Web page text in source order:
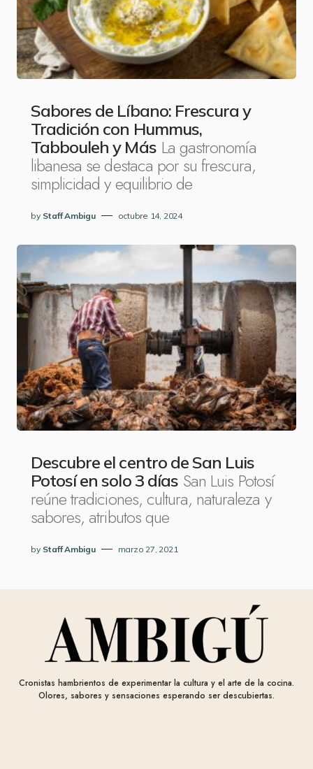
Sabores de Líbano: Frescura y
Tradición con Hummus,
Tabbouleh y Más La gastronomía
libanesa se destaca por su frescura,
simplicidad y equilibrio de
by Staff Ambigu octubre 14, 2024
Descubre el centro de San Luis
Potosí en solo 3 días San Luis Potosí
reúne tradiciones, cultura, naturaleza y
sabores, atributos que
by Staff Ambigu marzo 27, 2021
Cronistas hambrientos de experimentar la cultura y el arte de la cocina.
Olores, sabores y sensaciones esperando ser descubiertas.